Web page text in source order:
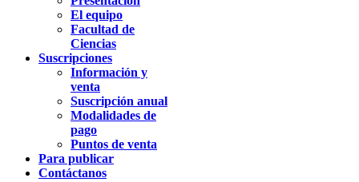
El equipo
Facultad de
Ciencias
Suscripciones
Información y
venta
Suscripción anual
Modalidades de
pago
Puntos de venta
Para publicar
Contáctanos